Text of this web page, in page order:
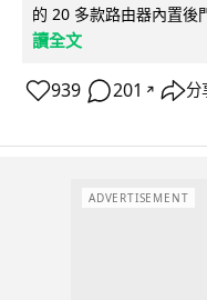
的 20 多款路由器內置
讀全文
939 201 ↗ 分
ADVERTISEMENT